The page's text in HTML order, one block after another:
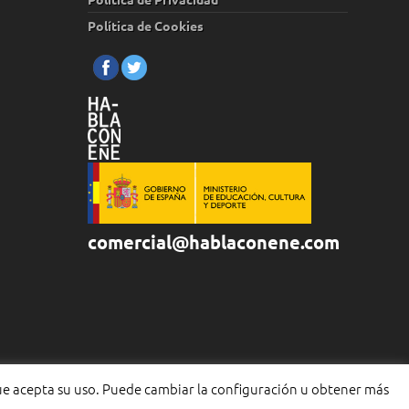
Política de Cookies
comercial@hablaconene.com
acepta su uso. Puede cambiar la configuración u obtener más